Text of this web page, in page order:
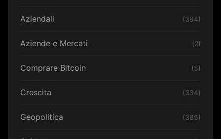
Aziendali (394)
Aziende e Mercati (2)
Comprare Bitcoin (5)
Crescita (334)
Geopolitica (385)